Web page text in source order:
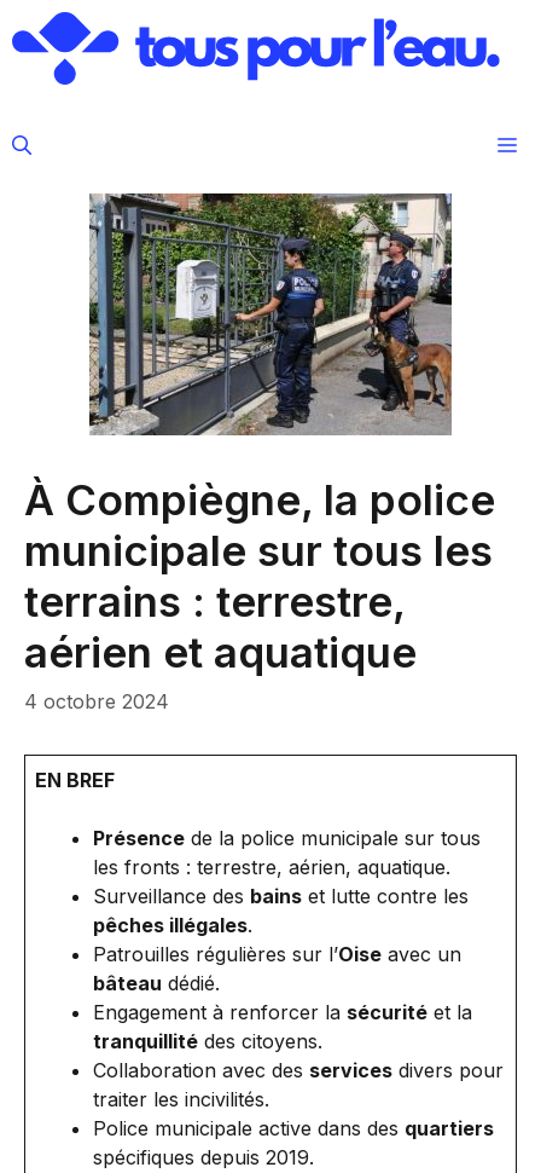
au
contenu
À Compiègne, la police
municipale sur tous les
terrains : terrestre,
aérien et aquatique
4 octobre 2024
EN BREF
Présence de la police municipale sur tous
les fronts : terrestre, aérien, aquatique.
Surveillance des bains et lutte contre les
pêches illégales.
Patrouilles régulières sur l’Oise avec un
bâteau dédié.
Engagement à renforcer la sécurité et la
tranquillité des citoyens.
Collaboration avec des services divers pour
traiter les incivilités.
Police municipale active dans des quartiers
spécifiques depuis 2019.